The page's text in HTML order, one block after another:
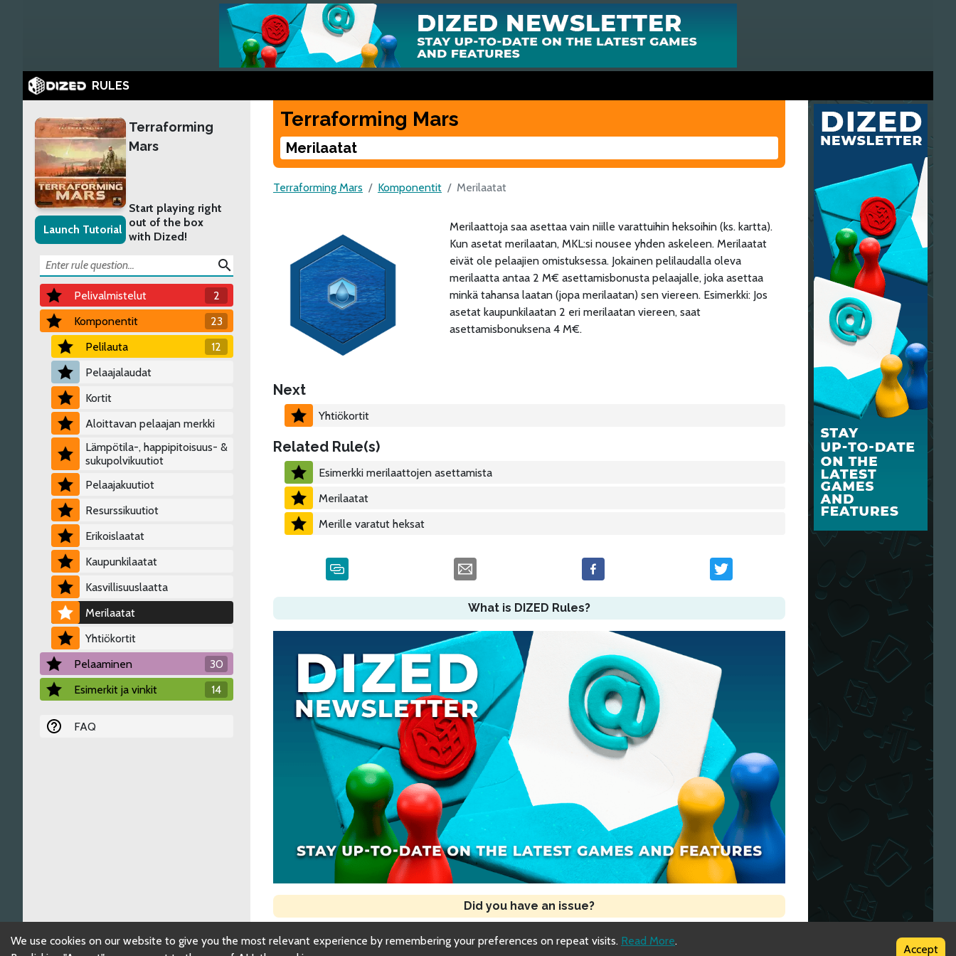
RULES
Launch Tutorial
Terraforming
Mars
Start playing right
out of the box
with Dized!
search
Pelivalmistelut
2
Komponentit
23
Pelilauta
12
Pelaajalaudat
Kortit
Aloittavan pelaajan merkki
Lämpötila-, happipitoisuus- &
sukupolvikuutiot
Pelaajakuutiot
Resurssikuutiot
Erikoislaatat
Kaupunkilaatat
Kasvillisuuslaatta
Merilaatat
Yhtiökortit
Pelaaminen
30
Esimerkit ja vinkit
14
FAQ
Terraforming Mars
Merilaatat
Terraforming Mars Komponentit Merilaatat
Merilaattoja saa asettaa vain niille varattuihin heksoihin (ks. kartta).
Kun asetat merilaatan, MKL:si nousee yhden askeleen. Merilaatat
eivät ole pelaajien omistuksessa. Jokainen pelilaudalla oleva
merilaatta antaa 2 M€ asettamisbonusta pelaajalle, joka asettaa
minkä tahansa laatan (jopa merilaatan) sen viereen. Esimerkki: Jos
asetat kaupunkilaatan 2 eri merilaatan viereen, saat
asettamisbonuksena 4 M€.
Next
Yhtiökortit
Related Rule(s)
Esimerkki merilaattojen asettamista
Merilaatat
Merille varatut heksat
What is DIZED Rules?
Did you have an issue?
We use cookies on our website to give you the most relevant experience by remembering your preferences on repeat visits. Read More.
Accept